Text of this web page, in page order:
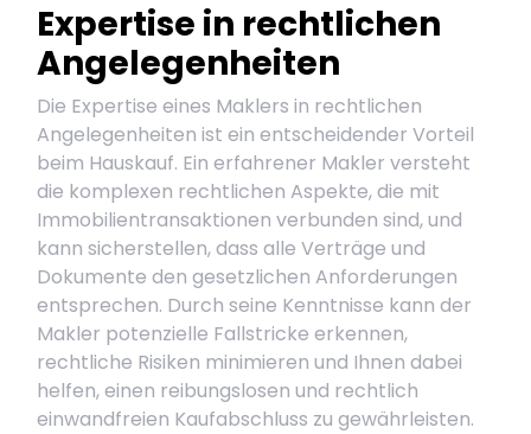
Expertise in rechtlichen
Angelegenheiten
Die Expertise eines Maklers in rechtlichen
Angelegenheiten ist ein entscheidender Vorteil
beim Hauskauf. Ein erfahrener Makler versteht
die komplexen rechtlichen Aspekte, die mit
Immobilientransaktionen verbunden sind, und
kann sicherstellen, dass alle Verträge und
Dokumente den gesetzlichen Anforderungen
entsprechen. Durch seine Kenntnisse kann der
Makler potenzielle Fallstricke erkennen,
rechtliche Risiken minimieren und Ihnen dabei
helfen, einen reibungslosen und rechtlich
einwandfreien Kaufabschluss zu gewährleisten.